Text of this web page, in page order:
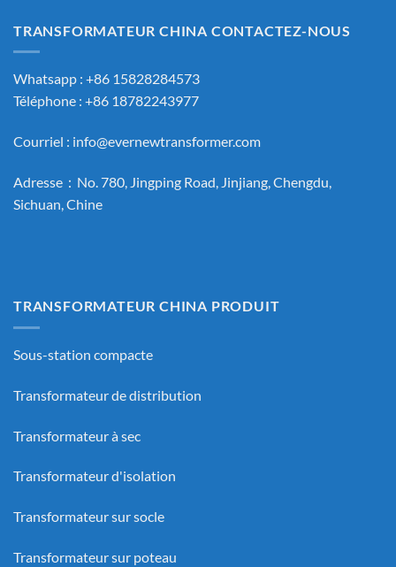
TRANSFORMATEUR CHINA CONTACTEZ-NOUS
Whatsapp : +86 15828284573
Téléphone : +86 18782243977
Courriel : info@evernewtransformer.com
Adresse：No. 780, Jingping Road, Jinjiang, Chengdu,
Sichuan, Chine
TRANSFORMATEUR CHINA PRODUIT
Sous-station compacte
Transformateur de distribution
Transformateur à sec
Transformateur d'isolation
Transformateur sur socle
Transformateur sur poteau